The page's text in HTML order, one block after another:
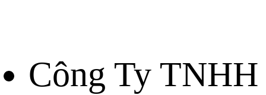
Công Ty